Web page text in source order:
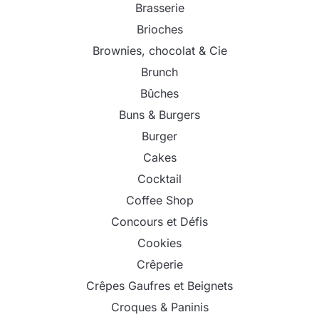
Brasserie
Brioches
Brownies, chocolat & Cie
Brunch
Bûches
Buns & Burgers
Burger
Cakes
Cocktail
Coffee Shop
Concours et Défis
Cookies
Crêperie
Crêpes Gaufres et Beignets
Croques & Paninis